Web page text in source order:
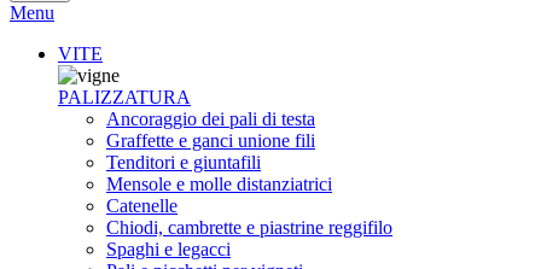
Menu
VITE
PALIZZATURA
Ancoraggio dei pali di testa
Graffette e ganci unione fili
Tenditori e giuntafili
Mensole e molle distanziatrici
Catenelle
Chiodi, cambrette e piastrine reggifilo
Spaghi e legacci